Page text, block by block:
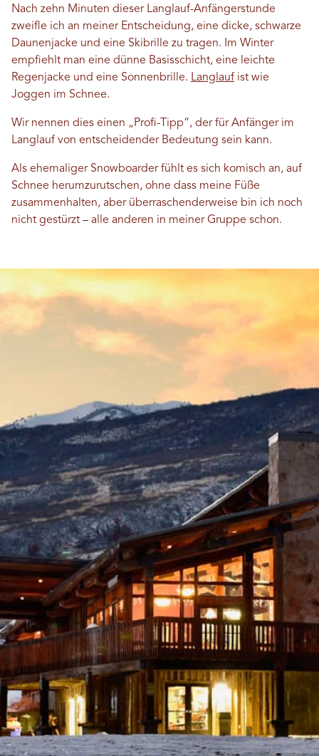
Nach zehn Minuten dieser Langlauf-Anfängerstunde
zweifle ich an meiner Entscheidung, eine dicke, schwarze
Daunenjacke und eine Skibrille zu tragen. Im Winter
empfiehlt man eine dünne Basisschicht, eine leichte
Regenjacke und eine Sonnenbrille. Langlauf ist wie
Joggen im Schnee.
Wir nennen dies einen „Profi-Tipp“, der für Anfänger im
Langlauf von entscheidender Bedeutung sein kann.
Als ehemaliger Snowboarder fühlt es sich komisch an, auf
Schnee herumzurutschen, ohne dass meine Füße
zusammenhalten, aber überraschenderweise bin ich noch
nicht gestürzt – alle anderen in meiner Gruppe schon.